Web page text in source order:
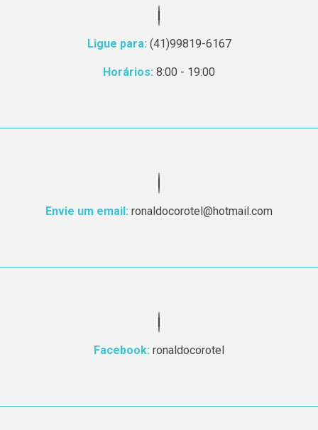
Ligue para: (41)99819-6167
Horários: 8:00 - 19:00
Envie um email: ronaldocorotel@hotmail.com
Facebook: ronaldocorotel